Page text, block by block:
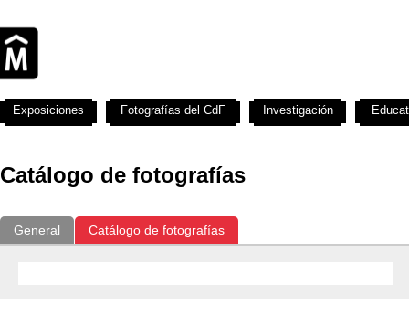
Catálogo de fotografías
General Catálogo de fotografías
Exposiciones Fotografías del CdF Investigación